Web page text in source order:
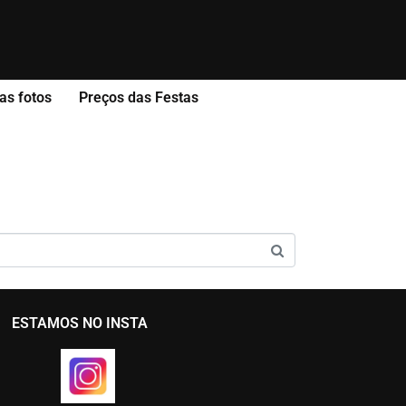
fotos Preços das Festas
ESTAMOS NO INSTA